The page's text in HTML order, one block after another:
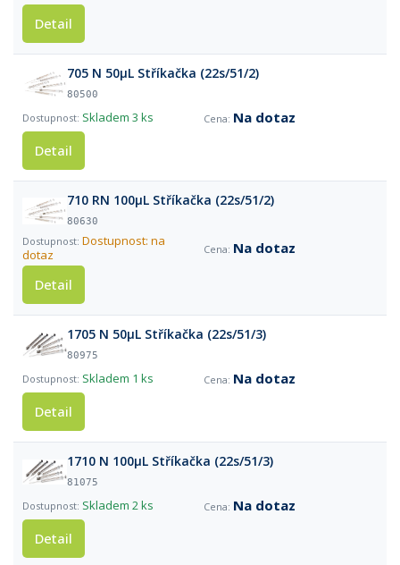
Detail
705 N 50µL Stříkačka (22s/51/2)
80500
Skladem 3 ks
Na dotaz
Detail
710 RN 100µL Stříkačka (22s/51/2)
80630
Dostupnost: na
dotaz
Na dotaz
Detail
1705 N 50µL Stříkačka (22s/51/3)
80975
Skladem 1 ks
Na dotaz
Detail
1710 N 100µL Stříkačka (22s/51/3)
81075
Skladem 2 ks
Na dotaz
Detail